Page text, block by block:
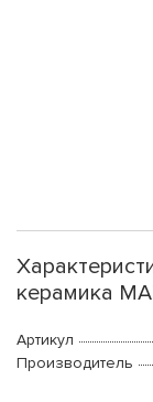
керамика
Артикул
Производитель